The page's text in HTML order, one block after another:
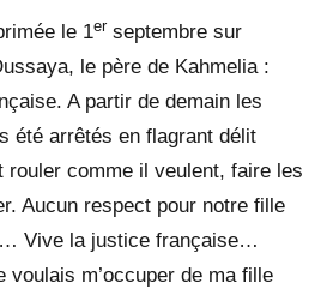
le 1er septembre sur
le père de Kahmelia :
A partir de demain les
été arrêtés en flagrant délit
rouler comme il veulent, faire les
Aucun respect pour notre fille
Vive la justice française…
voulais m’occuper de ma fille